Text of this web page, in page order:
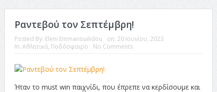
Ραντεβού τον Σεπτέμβρη!
Posted By: Eleni Emmanouilidou on: 20 Ιουνίου, 2023
In: Αθλητικά, Ποδόσφαιρο No Comments
Ήταν το must win παιχνίδι, που έπρεπε να κερδίσουμε και